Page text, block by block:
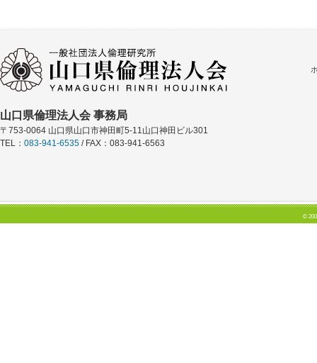
山口県倫理法人会 事務局
〒753-0064 山口県山口市神田町5-11山口神田ビル301
TEL： 083-941-6535 / FAX：083-941-6563
©